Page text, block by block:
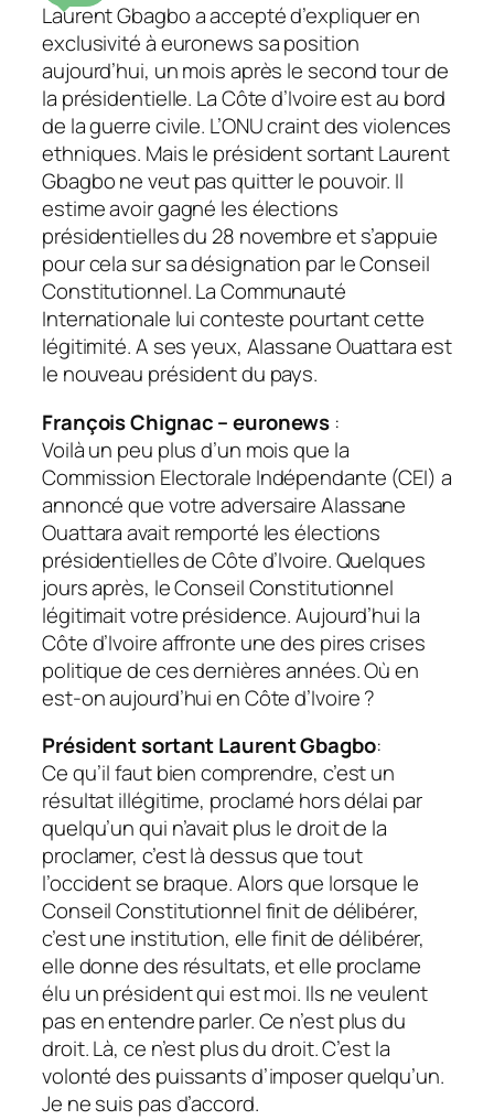
Laurent Gbagbo a accepté d’expliquer en
exclusivité à euronews sa position
aujourd’hui, un mois après le second tour de
la présidentielle. La Côte d’Ivoire est au bord
de la guerre civile. L’ONUcraint des violences
ethniques. Mais le président sortant Laurent
Gbagbo ne veut pas quitter le pouvoir. Il
estime avoir gagné les élections
présidentielles du 28 novembre et s’appuie
pour cela sur sa désignation par le Conseil
Constitutionnel. La Communauté
Internationale lui conteste pourtant cette
légitimité. A ses yeux, Alassane Ouattara est
le nouveau président du pays.
François Chignac – euronews :
Voilà un peu plus d’un mois que la
Commission Electorale Indépendante (CEI) a
annoncé que votre adversaire Alassane
Ouattara avait remporté les élections
présidentielles de Côte d’Ivoire. Quelques
jours après, le Conseil Constitutionnel
légitimait votre présidence. Aujourd’hui la
Côte d’Ivoire affronte une des pires crises
politique de ces dernières années. Où en
est-on aujourd’hui en Côte d’Ivoire ?
Président sortant Laurent Gbagbo:
Ce qu’il faut bien comprendre, c’est un
résultat illégitime, proclamé hors délai par
quelqu’un qui n’avait plus le droit de la
proclamer, c’est là dessus que tout
l’occident se braque. Alors que lorsque le
Conseil Constitutionnel finit de délibérer,
c’est une institution, elle finit de délibérer,
elle donne des résultats, et elle proclame
élu un président qui est moi. Ils ne veulent
pas en entendre parler. Ce n’est plus du
droit. Là, ce n’est plus du droit. C’est la
volonté des puissants d’imposer quelqu’un.
Je ne suis pas d’accord.